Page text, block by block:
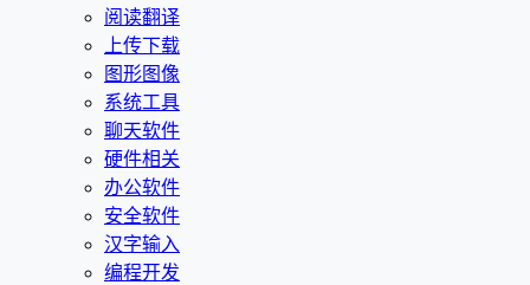
阅读翻译
上传下载
图形图像
系统工具
聊天软件
硬件相关
办公软件
安全软件
汉字输入
编程开发